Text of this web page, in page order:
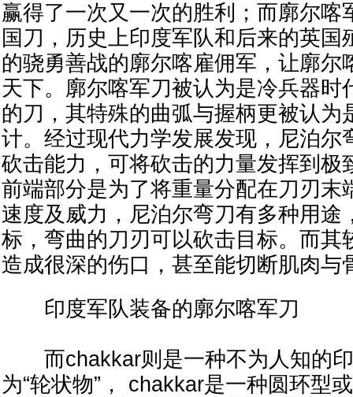
赢得了一次又一次的胜利；而廓尔喀
国刀，历史上印度军队和后来的英国
的骁勇善战的廓尔喀雇佣军，让廓尔
天下。廓尔喀军刀被认为是冷兵器时
的刀，其特殊的曲弧与握柄更被认为
计。经过现代力学发展发现，尼泊尔
砍击能力，可将砍击的力量发挥到极
前端部分是为了将重量分配在刀刃末
速度及威力，尼泊尔弯刀有多种用途
标，弯曲的刀刃可以砍击目标。而其
造成很深的伤口，甚至能切断肌肉与
印度军队装备的廓尔喀军刀
而chakkar则是一种不为人知的印
为“轮状物”， chakkar是一种圆环型